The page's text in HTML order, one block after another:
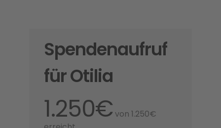
Spendenaufruf
für Otilia
1.250€ von 1.250€